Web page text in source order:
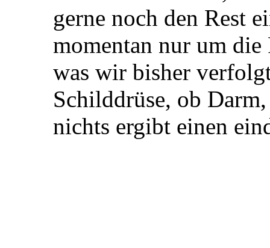
gerne noch den Rest
momentan nur um
was wir bisher
Schilddrüse, ob
nichts ergibt einen